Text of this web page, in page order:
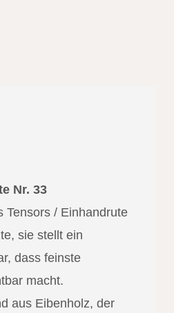
Nr. 33
Tensors / Einhandrute
sie stellt ein
dass feinste
macht.
aus Eibenholz, der